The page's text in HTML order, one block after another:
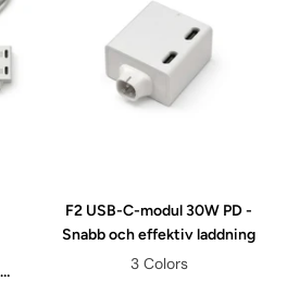
F2 USB-C-modul 30W PD -
Snabb och effektiv laddning
3 Colors